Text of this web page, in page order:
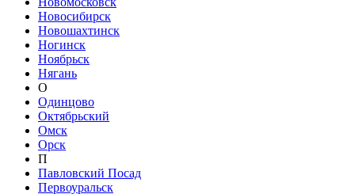
Новосибирск
Новошахтинск
Ногинск
Ноябрьск
Нягань
О
Одинцово
Октябрьский
Омск
Орск
П
Павловский Посад
Первоуральск